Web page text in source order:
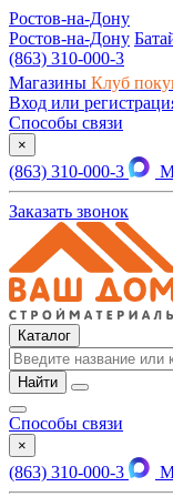
Ростов-на-Дону
Ростов-на-Дону
(863) 310-000-3
Магазины Клуб
Вход или
Способы связи
×
(863) 310-000-3
Заказать звонок
Каталог
Найти
Способы связи
×
(863) 310-000-3